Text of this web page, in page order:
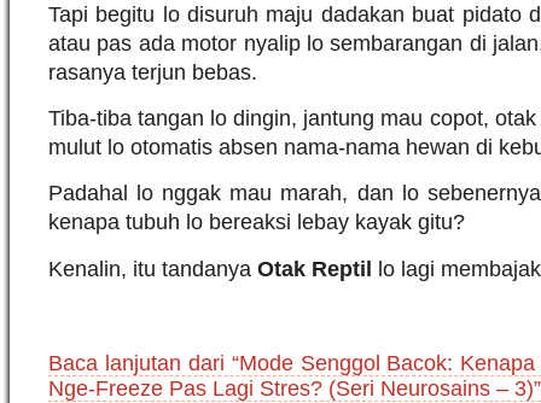
Tapi begitu lo disuruh maju dadakan buat pidato
atau pas ada motor nyalip lo sembarangan di
rasanya terjun bebas.
Tiba-tiba tangan lo dingin, jantung mau copot, otak
mulut lo otomatis absen nama-nama hewan di
Padahal lo nggak mau marah, dan lo
kenapa tubuh lo bereaksi lebay kayak gitu?
Kenalin, itu tandanya Otak Reptil lo lagi
Baca lanjutan dari “Mode Senggol Bacok:
Nge-Freeze Pas Lagi Stres? (Seri Neurosains –